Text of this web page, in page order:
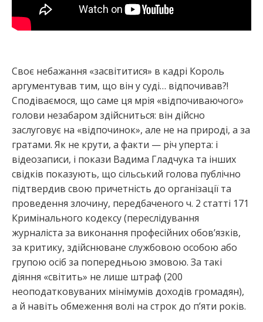
Своє небажання «засвітитися» в кадрі Король
аргументував тим, що він у суді… відпочивав?!
Сподіваємося, що саме ця мрія «відпочиваючого»
голови незабаром здійсниться: він дійсно
заслуговує на «відпочинок», але не на природі, а за
гратами. Як не крути, а факти — річ уперта: і
відеозаписи, і покази Вадима Гладчука та інших
свідків показують, що сільський голова публічно
підтвердив свою причетність до організації та
проведення злочину, передбаченого ч. 2 статті 171
Кримінального кодексу (переслідування
журналіста за виконання професійних обов’язків,
за критику, здійснюване службовою особою або
групою осіб за попередньою змовою. За такі
діяння «світить» не лише штраф (200
неоподатковуваних мінімумів доходів громадян),
а й навіть обмеження волі на строк до п’яти років.